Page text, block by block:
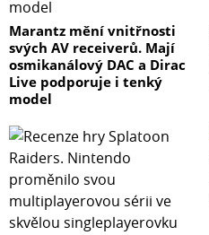
Marantz mění vnitřnosti
svých AV receiverů. Mají
osmikanálový DAC a Dirac
Live podporuje i tenký
model